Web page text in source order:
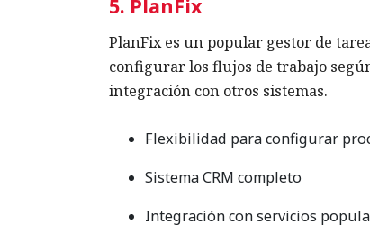
5. PlanFix
PlanFix es un popular gestor de
configurar los flujos de trabajo
integración con otros sistemas.
Flexibilidad para configurar
Sistema CRM completo
Integración con servicios